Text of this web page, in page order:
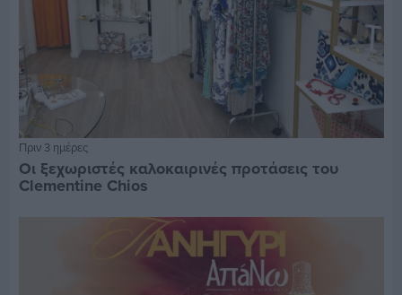
Πριν 3 ημέρες
Οι ξεχωριστές καλοκαιρινές προτάσεις του
Clementine Chios